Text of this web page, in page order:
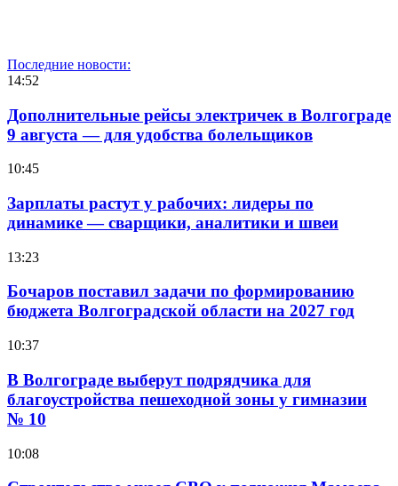
Последние новости:
14:52
Дополнительные рейсы электричек в Волгограде
9 августа — для удобства болельщиков
10:45
Зарплаты растут у рабочих: лидеры по
динамике — сварщики, аналитики и швеи
13:23
Бочаров поставил задачи по формированию
бюджета Волгоградской области на 2027 год
10:37
В Волгограде выберут подрядчика для
благоустройства пешеходной зоны у гимназии
№ 10
10:08